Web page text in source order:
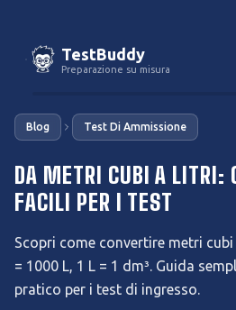
TestBuddy
Preparazione su misura
Blog Test Di Ammissione
DA METRI CUBI A LITRI:
FACILI PER I TEST
Scopri come convertire metri cubi
= 1000 L, 1 L = 1 dm³. Guida
pratico per i test di ingresso.